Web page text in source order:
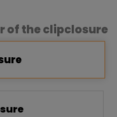
of the clipclosure